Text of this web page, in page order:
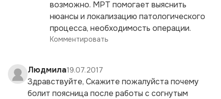
возможно. МРТ помогает выяснить
нюансы и локализацию патологического
процесса, необходимость операции.
Комментировать
Людмила19.07.2017
Здравствуйте, Скажите пожалуйста почему
болит поясница после работы с согнутым